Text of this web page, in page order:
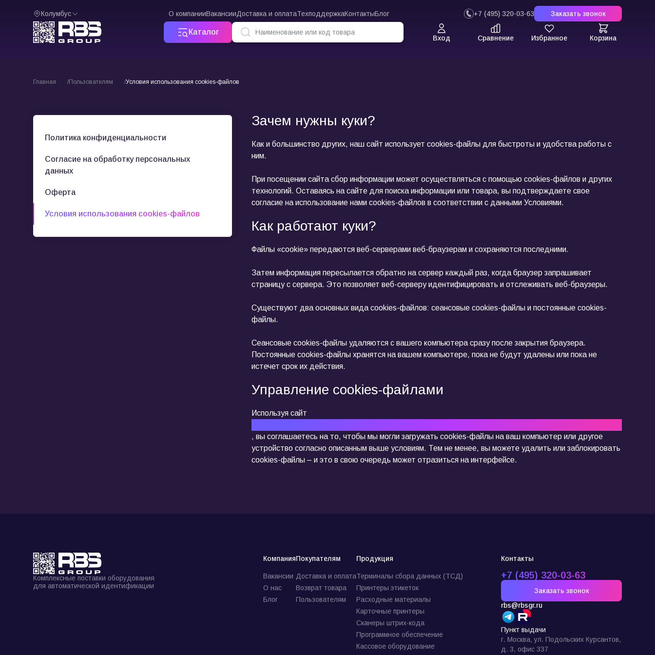
Колумбус О компанииВакансииДоставка и оплатаТехподдержкаКонтактыБлог +7 (495) 320-03-63 Заказать звонок
Каталог
Вход Сравнение Избранное Корзина
Главная Пользователям Условия использования cookies-файлов
Политика конфиденциальности
Согласие на обработку персональных
данных
Оферта
Условия использования cookies-файлов
Зачем нужны куки?
Как и большинство других, наш сайт использует cookies-файлы для быстроты и удобства работы с
ним.
При посещении сайта сбор информации может осуществляться с помощью cookies-файлов и других
технологий. Оставаясь на сайте для поиска информации или товара, вы подтверждаете свое
согласие на использование нами cookies-файлов в соответствии с данными Условиями.
Как работают куки?
Файлы «cookie» передаются веб-серверами веб-браузерам и сохраняются последними.
Затем информация пересылается обратно на сервер каждый раз, когда браузер запрашивает
страницу с сервера. Это позволяет веб-серверу идентифицировать и отслеживать веб-браузеры.
Существуют два основных вида cookies-файлов: сеансовые cookies-файлы и постоянные cookies-
файлы.
Сеансовые cookies-файлы удаляются с вашего компьютера сразу после закрытия браузера.
Постоянные cookies-файлы хранятся на вашем компьютере, пока не будут удалены или пока не
истечет срок их действия.
Управление cookies-файлами
Используя сайт
, вы соглашаетесь на то, чтобы мы могли загружать cookies-файлы на ваш компьютер или другое
устройство согласно описанным выше условиям. Тем не менее, вы можете удалить или заблокировать
cookies-файлы – и это в свою очередь может отразиться на интерфейсе.
Комплексные поставки оборудования
для автоматической идентификации
Компания
Вакансии
О нас
Блог
Покупателям
Доставка и оплата
Возврат товара
Пользователям
Продукция
Терминалы сбора данных (ТСД)
Принтеры этикеток
Расходные материалы
Карточные принтеры
Сканеры штрих-кода
Программное обеспечение
Кассовое оборудование
Контакты
+7 (495) 320-03-63
Заказать звонок
rbs@rbsgr.ru
Пункт выдачи
г. Москва, ул. Подольских Курсантов,
д. 3, офис 337